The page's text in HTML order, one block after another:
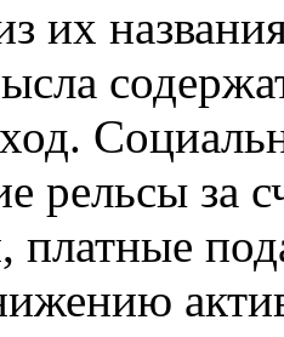
их
рельсы за
платные